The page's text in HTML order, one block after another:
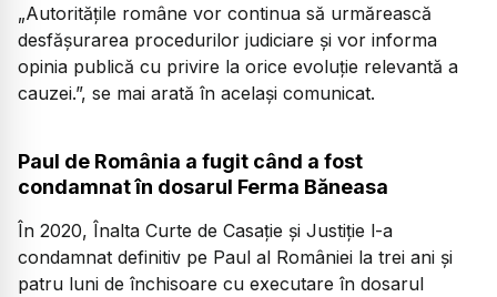
„Autoritățile române vor continua să urmărească
desfășurarea procedurilor judiciare și vor informa
opinia publică cu privire la orice evoluție relevantă a
cauzei.”, se mai arată în același comunicat.
Paul de România a fugit când a fost
condamnat în dosarul Ferma Băneasa
În 2020, Înalta Curte de Casație și Justiție l-a
condamnat definitiv pe Paul al României la trei ani și
patru luni de închisoare cu executare în dosarul